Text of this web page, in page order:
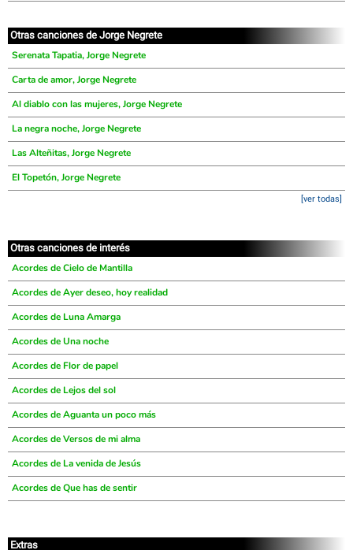
Otras canciones de Jorge Negrete
Serenata Tapatia, Jorge Negrete
Carta de amor, Jorge Negrete
Al diablo con las mujeres, Jorge Negrete
La negra noche, Jorge Negrete
Las Alteñitas, Jorge Negrete
El Topetón, Jorge Negrete
[ver todas]
Otras canciones de interés
Acordes de Cielo de Mantilla
Acordes de Ayer deseo, hoy realidad
Acordes de Luna Amarga
Acordes de Una noche
Acordes de Flor de papel
Acordes de Lejos del sol
Acordes de Aguanta un poco más
Acordes de Versos de mi alma
Acordes de La venida de Jesús
Acordes de Que has de sentir
Extras